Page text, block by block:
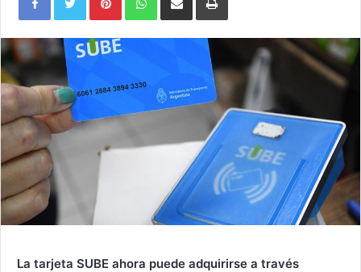
Email
La tarjeta SUBE ahora puede adquirirse a través